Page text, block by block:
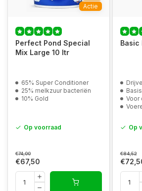
Actie
Perfect Pond Special
Mix Large 10 ltr
65% Super Conditioner
25% melkzuur bacteriën
10% Gold
Op voorraad
€74,00
€67,50
Basic
Voor
Op
€84,52